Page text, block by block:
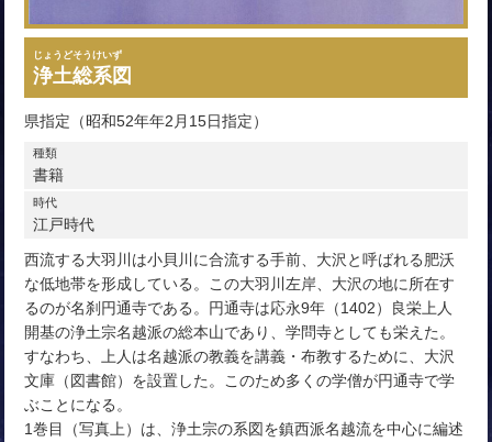
じょうどそうけいず
浄土総系図
県指定（昭和52年年2月15日指定）
種類
書籍
時代
江戸時代
西流する大羽川は小貝川に合流する手前、大沢と呼ばれる肥沃
な低地帯を形成している。この大羽川左岸、大沢の地に所在す
るのが名刹円通寺である。円通寺は応永9年（1402）良栄上人
開基の浄土宗名越派の総本山であり、学問寺としても栄えた。
すなわち、上人は名越派の教義を講義・布教するために、大沢
文庫（図書館）を設置した。このため多くの学僧が円通寺で学
ぶことになる。
1巻目（写真上）は、浄土宗の系図を鎮西派名越流を中心に編述